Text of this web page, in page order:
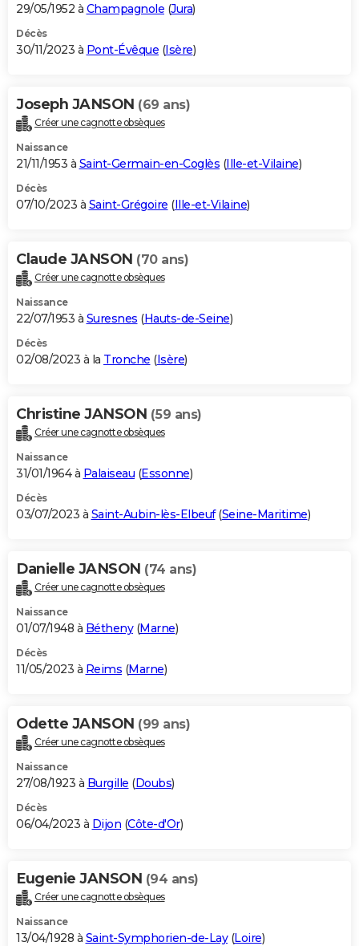
29/05/1952 à Champagnole (Jura)
Décès
30/11/2023 à Pont-Évêque (Isère)
Joseph JANSON (69 ans)
Créer une cagnotte obsèques
Naissance
21/11/1953 à Saint-Germain-en-Coglès (Ille-et-Vilaine)
Décès
07/10/2023 à Saint-Grégoire (Ille-et-Vilaine)
Claude JANSON (70 ans)
Créer une cagnotte obsèques
Naissance
22/07/1953 à Suresnes (Hauts-de-Seine)
Décès
02/08/2023 à la Tronche (Isère)
Christine JANSON (59 ans)
Créer une cagnotte obsèques
Naissance
31/01/1964 à Palaiseau (Essonne)
Décès
03/07/2023 à Saint-Aubin-lès-Elbeuf(Seine-Maritime)
Danielle JANSON (74 ans)
Créer une cagnotte obsèques
Naissance
01/07/1948 à Bétheny(Marne)
Décès
11/05/2023 à Reims (Marne)
Odette JANSON (99 ans)
Créer une cagnotte obsèques
Naissance
27/08/1923 à Burgille (Doubs)
Décès
06/04/2023 à Dijon (Côte-d'Or)
Eugenie JANSON (94 ans)
Créer une cagnotte obsèques
Naissance
13/04/1928 à Saint-Symphorien-de-Lay(Loire)